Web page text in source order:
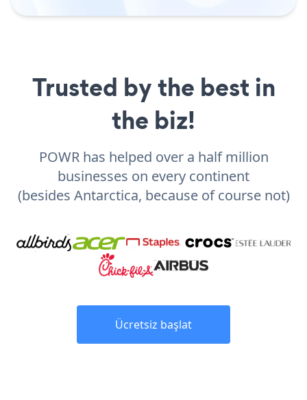
Trusted by the best in
the biz!
POWR has helped over a half million
businesses on every continent
(besides Antarctica, because of course not)
Ücretsiz başlat